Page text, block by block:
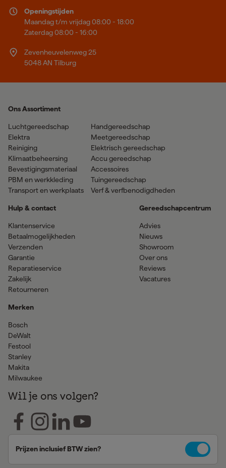
Openingstijden
Maandag t/m vrijdag 08:00 - 18:00
Zaterdag 08:00 - 16:00
Zevenheuvelenweg 25
5048 AN Tilburg
Ons Assortiment
Luchtgereedschap
Elektra
Reiniging
Klimaatbeheersing
Bevestigingsmateriaal
PBM en werkkleding
Transport en werkplaats
Handgereedschap
Meetgereedschap
Elektrisch gereedschap
Accu gereedschap
Accessoires
Tuingereedschap
Verf & verfbenodigdheden
Hulp & contact
Klantenservice
Betaalmogelijkheden
Verzenden
Garantie
Reparatieservice
Zakelijk
Retourneren
Merken
Bosch
DeWalt
Festool
Stanley
Makita
Milwaukee
Gereedschapcentrum
Advies
Nieuws
Showroom
Over ons
Reviews
Vacatures
Wil je ons volgen?
Prijzen inclusief BTW zien?